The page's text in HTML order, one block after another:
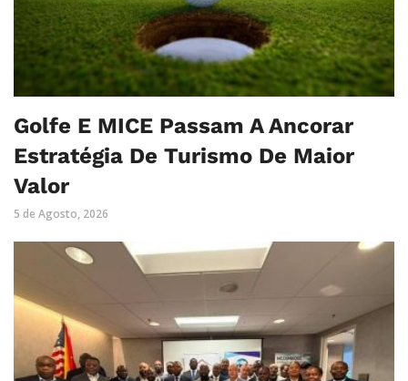
Golfe E MICE Passam A Ancorar
Estratégia De Turismo De Maior
Valor
5 de Agosto, 2026